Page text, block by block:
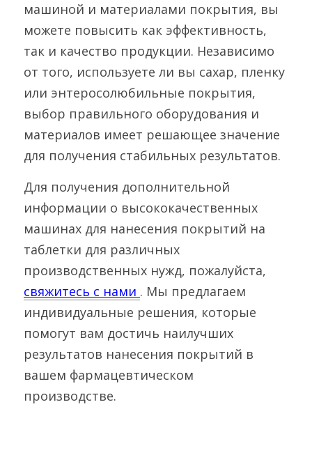
машиной и материалами покрытия, вы
можете повысить как эффективность,
так и качество продукции. Независимо
от того, используете ли вы сахар, пленку
или энтеросолюбильные покрытия,
выбор правильного оборудования и
материалов имеет решающее значение
для получения стабильных результатов.
Для получения дополнительной
информации о высококачественных
машинах для нанесения покрытий на
таблетки для различных
свяжитесь с нами . Мы предлагаем
индивидуальные решения, которые
помогут вам достичь наилучших
результатов нанесения покрытий в
вашем фармацевтическом
производстве.